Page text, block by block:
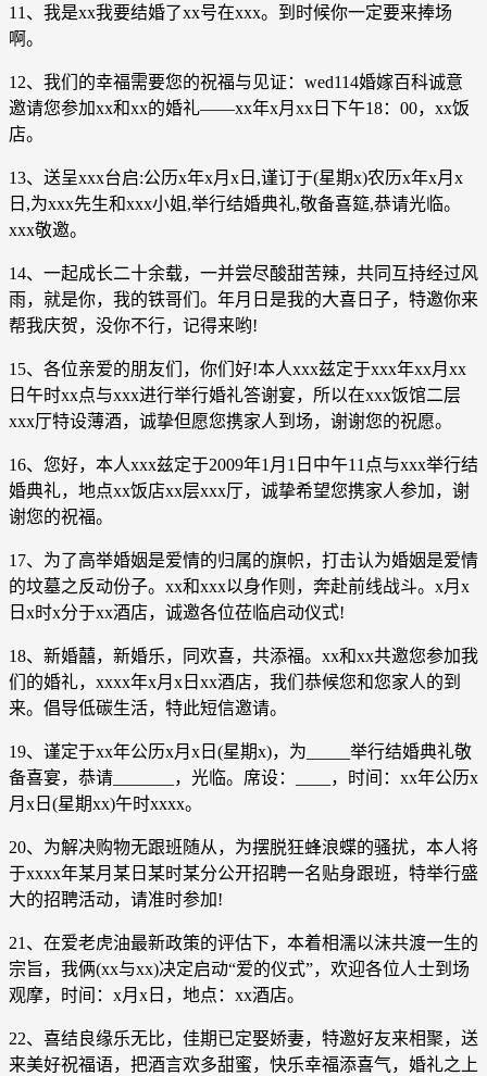
11、我是xx我要结婚了xx号在xxx。到时候你一定要来捧场
啊。
12、我们的幸福需要您的祝福与见证：wed114婚嫁百科诚意
邀请您参加xx和xx的婚礼——xx年x月xx日下午18：00，xx饭
店。
13、送呈xxx台启:公历x年x月x日,谨订于(星期x)农历x年x月x
日,为xxx先生和xxx小姐,举行结婚典礼,敬备喜筵,恭请光临。
xxx敬邀。
14、一起成长二十余载，一并尝尽酸甜苦辣，共同互持经过风
雨，就是你，我的铁哥们。年月日是我的大喜日子，特邀你来
帮我庆贺，没你不行，记得来哟!
15、各位亲爱的朋友们，你们好!本人xxx兹定于xxx年xx月xx
日午时xx点与xxx进行举行婚礼答谢宴，所以在xxx饭馆二层
xxx厅特设薄酒，诚挚但愿您携家人到场，谢谢您的祝愿。
16、您好，本人xxx兹定于2009年1月1日中午11点与xxx举行结
婚典礼，地点xx饭店xx层xxx厅，诚挚希望您携家人参加，谢
谢您的祝福。
17、为了高举婚姻是爱情的归属的旗帜，打击认为婚姻是爱情
的坟墓之反动份子。xx和xxx以身作则，奔赴前线战斗。x月x
日x时x分于xx酒店，诚邀各位莅临启动仪式!
18、新婚囍，新婚乐，同欢喜，共添福。xx和xx共邀您参加我
们的婚礼，xxxx年x月x日xx酒店，我们恭候您和您家人的到
来。倡导低碳生活，特此短信邀请。
19、谨定于xx年公历x月x日(星期x)，为_____举行结婚典礼敬
备喜宴，恭请_______，光临。席设：____，时间：xx年公历x
月x日(星期xx)午时xxxx。
20、为解决购物无跟班随从，为摆脱狂蜂浪蝶的骚扰，本人将
于xxxx年某月某日某时某分公开招聘一名贴身跟班，特举行盛
大的招聘活动，请准时参加!
21、在爱老虎油最新政策的评估下，本着相濡以沫共渡一生的
宗旨，我俩(xx与xx)决定启动“爱的仪式”，欢迎各位人士到场
观摩，时间：x月x日，地点：xx酒店。
22、喜结良缘乐无比，佳期已定娶娇妻，特邀好友来相聚，送
来美好祝福语，把酒言欢多甜蜜，快乐幸福添喜气，婚礼之上